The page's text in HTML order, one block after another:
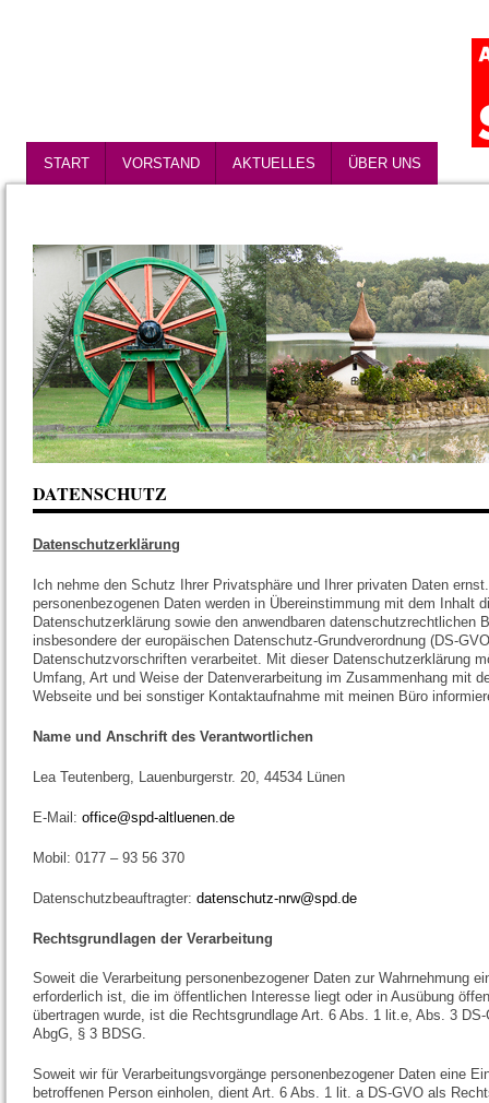
START VORSTAND AKTUELLES ÜBER UNS
DATENSCHUTZ
Datenschutzerklärung
Ich nehme den Schutz Ihrer Privatsphäre und Ihrer privaten Daten
personenbezogenen Daten werden in Übereinstimmung mit dem Inhalt
Datenschutzerklärung sowie den anwendbaren datenschutzrechtlichen
insbesondere der europäischen Datenschutz-Grundverordnung (DS-
Datenschutzvorschriften verarbeitet. Mit dieser Datenschutzerklärung
Umfang, Art und Weise der Datenverarbeitung im Zusammenhang mit
Webseite und bei sonstiger Kontaktaufnahme mit meinen Büro
Name und Anschrift des Verantwortlichen
Lea Teutenberg, Lauenburgerstr. 20, 44534 Lünen
E-Mail: office@spd-altluenen.de
Mobil: 0177 – 93 56 370
Datenschutzbeauftragter: datenschutz-nrw@spd.de
Rechtsgrundlagen der Verarbeitung
Soweit die Verarbeitung personenbezogener Daten zur Wahrnehmung
erforderlich ist, die im öffentlichen Interesse liegt oder in Ausübung
übertragen wurde, ist die Rechtsgrundlage Art. 6 Abs. 1 lit.e, Abs. 3
AbgG, § 3 BDSG.
Soweit wir für Verarbeitungsvorgänge personenbezogener Daten eine
betroffenen Person einholen, dient Art. 6 Abs. 1 lit. a DS-GVO als